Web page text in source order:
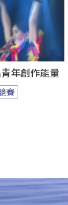
年創作能量
賽